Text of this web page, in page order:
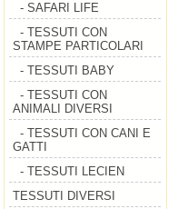
- SAFARI LIFE
- TESSUTI CON
STAMPE PARTICOLARI
- TESSUTI BABY
- TESSUTI CON
ANIMALI DIVERSI
- TESSUTI CON CANI E
GATTI
- TESSUTI LECIEN
TESSUTI DIVERSI